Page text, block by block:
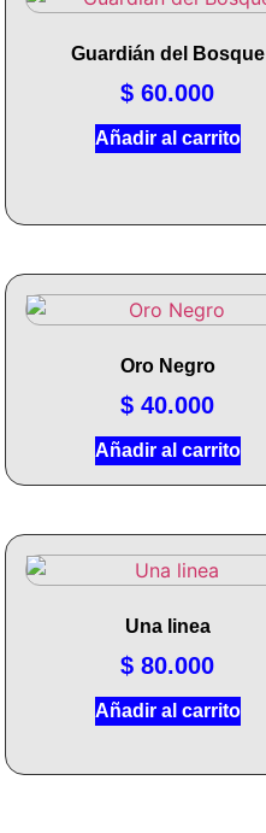
Guardián del Bosque
$ 60.000
Añadir al carrito
Oro Negro
$ 40.000
Añadir al carrito
Una linea
$ 80.000
Añadir al carrito